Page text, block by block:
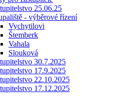
25.06.25
- výběrové řízení
Vychytilovi
Štemberk
Vahala
Slouková
30.7.2025
17.9.2025
22.10.2025
17.12.2025